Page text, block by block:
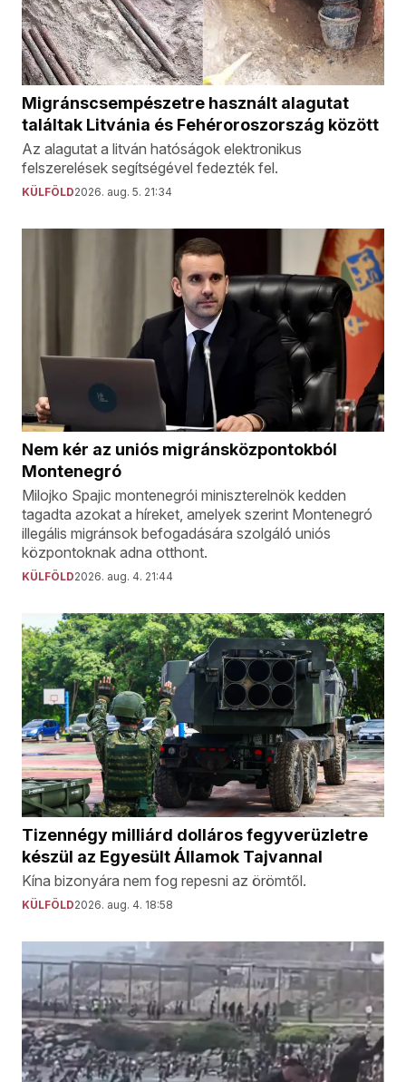
Migránscsempészetre használt alagutat
találtak Litvánia és Fehéroroszország között
Az alagutat a litván hatóságok elektronikus
felszerelések segítségével fedezték fel.
KÜLFÖLD2026. aug. 5. 21:34
Nem kér az uniós migránsközpontokból
Montenegró
Milojko Spajic montenegrói miniszterelnök kedden
tagadta azokat a híreket, amelyek szerint Montenegró
illegális migránsok befogadására szolgáló uniós
központoknak adna otthont.
KÜLFÖLD2026. aug. 4. 21:44
Tizennégy milliárd dolláros fegyverüzletre
készül az Egyesült Államok Tajvannal
Kína bizonyára nem fog repesni az örömtől.
KÜLFÖLD2026. aug. 4. 18:58